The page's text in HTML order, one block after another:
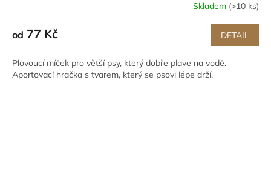
Skladem (>10 ks)
od 77 Kč DETAIL
Plovoucí míček pro větší psy, který dobře plave na vodě.
Aportovací hračka s tvarem, který se psovi lépe drží.